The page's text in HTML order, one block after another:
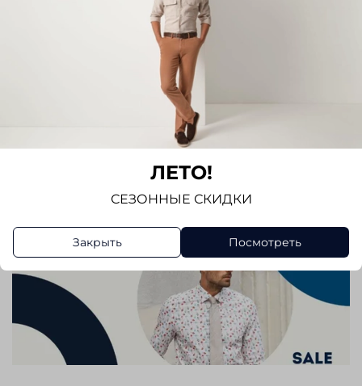
элегантная вещь отлично подойдет для
повседневной носки.
Отзывов еще никто не оставлял
ЛЕТО!
СЕЗОННЫЕ СКИДКИ
Закрыть Посмотреть